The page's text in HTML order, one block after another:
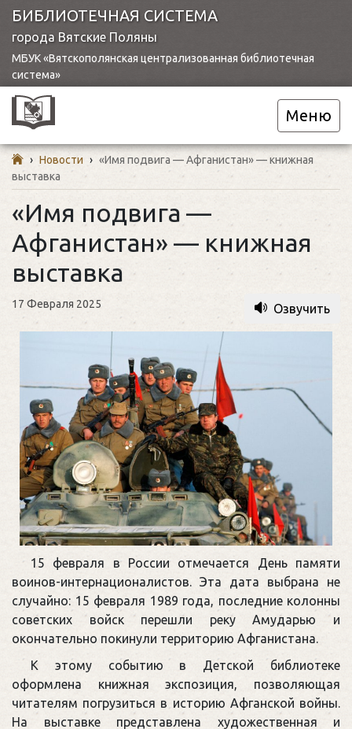
БИБЛИОТЕЧНАЯ СИСТЕМА
города Вятские Поляны
МБУК «Вятскополянская централизованная библиотечная
система»
Меню
› Новости › «Имя подвига — Афганистан» — книжная
выставка
«Имя подвига —
Афганистан» — книжная
выставка
17 Февраля 2025 Озвучить
15 февраля в России отмечается День памяти
воинов-интернационалистов. Эта дата выбрана не
случайно: 15 февраля 1989 года, последние колонны
советских войск перешли реку Амударью и
окончательно покинули территорию Афганистана.
К этому событию в Детской библиотеке
оформлена книжная экспозиция, позволяющая
читателям погрузиться в историю Афганской войны.
На выставке представлена художественная и